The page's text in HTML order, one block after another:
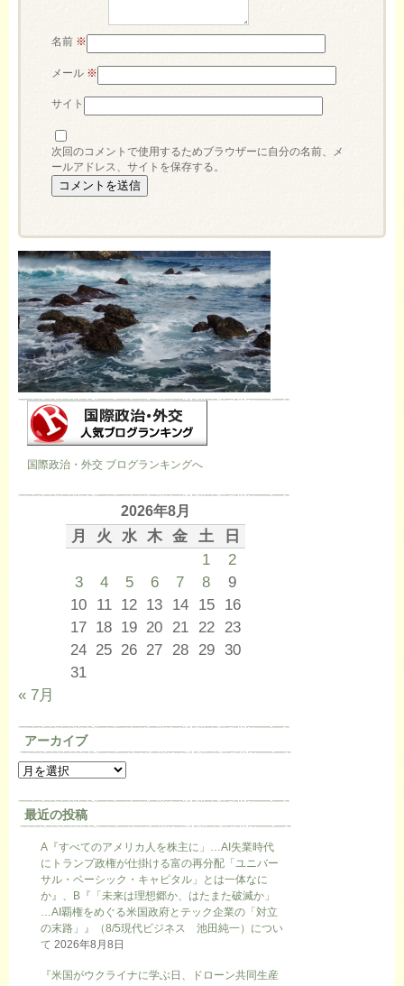
名前 ※
メール ※
サイト
次回のコメントで使用するためブラウザーに自分の名前、メ
ールアドレス、サイトを保存する。
国際政治・外交 ブログランキングへ
2026年8月
月 火 水 木 金 土
日
1
2
3
4 5 6 7 8
9
10 11 12 13 14 15
16
17 18 19 20 21 22
23
24 25 26 27 28 29 30
31
« 7月
アーカイブ
最近の投稿
A『すべてのアメリカ人を株主に」…AI失業時代
にトランプ政権が仕掛ける富の再分配「ユニバー
サル・ベーシック・キャピタル」とは一体なに
か』、B『「未来は理想郷か、はたまた破滅か」
…AI覇権をめぐる米国政府とテック企業の「対立
の末路」』（8/5現代ビジネス 池田純一）につい
て 2026年8月8日
『米国がウクライナに学ぶ日、ドローン共同生産